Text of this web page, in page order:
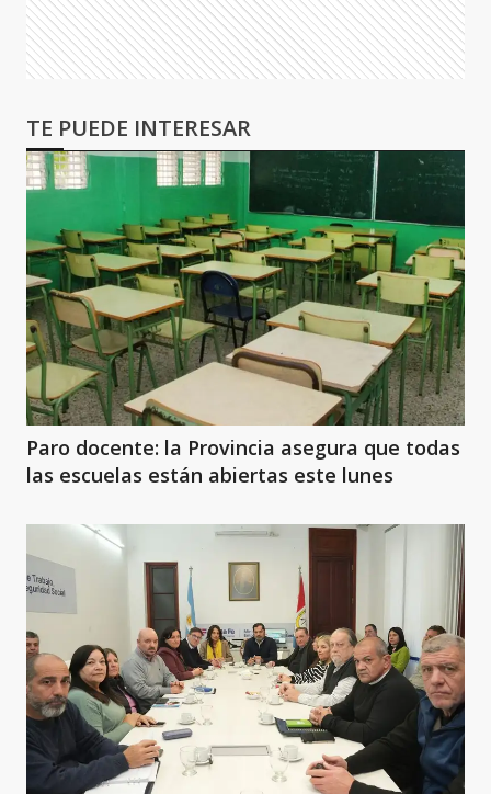
TE PUEDE INTERESAR
Paro docente: la Provincia asegura que todas
las escuelas están abiertas este lunes